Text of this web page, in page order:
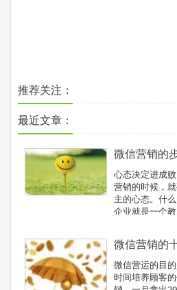
推荐关注：
最近文章：
微信营销的
心态决定进成
营销的时候，
主的心态。什
企业就是一个
去难了。传统
点一难度，但
到的，那就是
微信营销的
微信营运的目
时间培养顾客